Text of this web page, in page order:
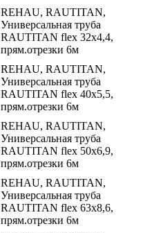
REHAU, RAUTITAN,
Универсальная труба
RAUTITAN flex 32x4,4,
прям.отрезки 6м
REHAU, RAUTITAN,
Универсальная труба
RAUTITAN flex 40x5,5,
прям.отрезки 6м
REHAU, RAUTITAN,
Универсальная труба
RAUTITAN flex 50x6,9,
прям.отрезки 6м
REHAU, RAUTITAN,
Универсальная труба
RAUTITAN flex 63x8,6,
прям.отрезки 6м